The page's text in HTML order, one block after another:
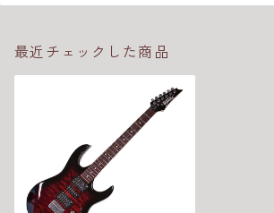
最近チェックした商品